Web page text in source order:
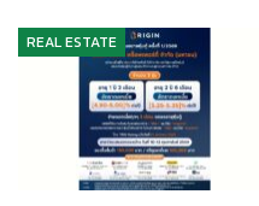
REAL ESTATE